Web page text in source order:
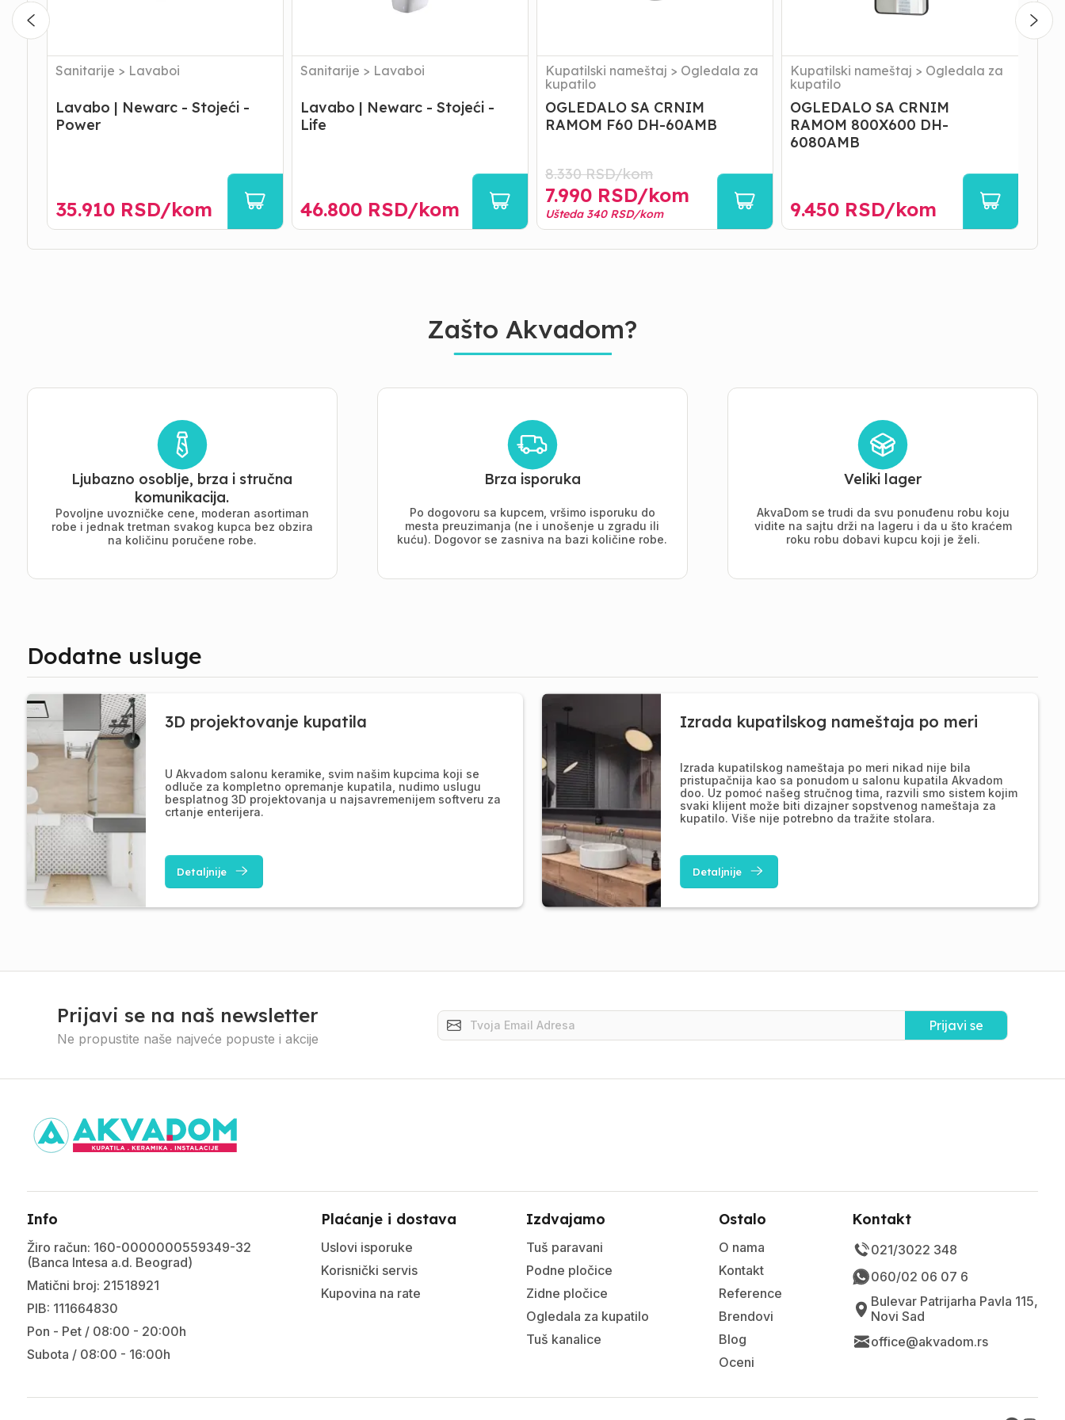
Sanitarije > Lavaboi
Lavabo | Newarc - Stojeći -
Power
35.910RSD/kom
Sanitarije > Lavaboi
Lavabo | Newarc - Stojeći -
Life
46.800RSD/kom
Kupatilski nameštaj > Ogledala za
kupatilo
OGLEDALO SA CRNIM
RAMOM F60 DH-60AMB
8.330RSD/kom
7.990 RSD/kom
Ušteda 340RSD/kom
Kupatilski nameštaj > Ogledala za
kupatilo
OGLEDALO SA CRNIM
RAMOM 800X600 DH-
6080AMB
9.450 RSD/kom
Zašto Akvadom?
Ljubazno osoblje, brza i stručna
komunikacija.
Povoljne uvozničke cene, moderan asortiman
robe i jednak tretman svakog kupca bez obzira
na količinu poručene robe.
Brza isporuka
Po dogovoru sa kupcem, vršimo isporuku do
mesta preuzimanja (ne i unošenje u zgradu ili
kuću). Dogovor se zasniva na bazi količine robe.
Veliki lager
AkvaDom se trudi da svu ponuđenu robu koju
vidite na sajtu drži na lageru i da u što kraćem
roku robu dobavi kupcu koji je želi.
Dodatne usluge
3D projektovanje kupatila
U Akvadom salonu keramike, svim našim kupcima koji se
odluče za kompletno opremanje kupatila, nudimo uslugu
besplatnog 3D projektovanja u najsavremenijem softveru za
crtanje enterijera.
Detaljnije
Izrada kupatilskog nameštaja po meri
Izrada kupatilskog nameštaja po meri nikad nije bila
pristupačnija kao sa ponudom u salonu kupatila Akvadom
doo. Uz pomoć našeg stručnog tima, razvili smo sistem kojim
svaki klijent može biti dizajner sopstvenog nameštaja za
kupatilo. Više nije potrebno da tražite stolara.
Detaljnije
Prijavi se na naš newsletter
Ne propustite naše najveće popuste i akcije
Prijavi se
Info
Žiro račun: 160-0000000559349-32
(Banca Intesa a.d. Beograd)
Matični broj: 21518921
PIB: 111664830
Pon - Pet / 08:00 - 20:00h
Subota / 08:00 - 16:00h
Plaćanje i dostava
Uslovi isporuke
Korisnički servis
Kupovina na rate
Izdvajamo
Tuš paravani
Podne pločice
Zidne pločice
Ogledala za kupatilo
Tuš kanalice
Ostalo
O nama
Kontakt
Reference
Brendovi
Blog
Oceni
Kontakt
021/3022 348
060/02 06 07 6
Bulevar Patrijarha Pavla 115,
Novi Sad
office@akvadom.rs